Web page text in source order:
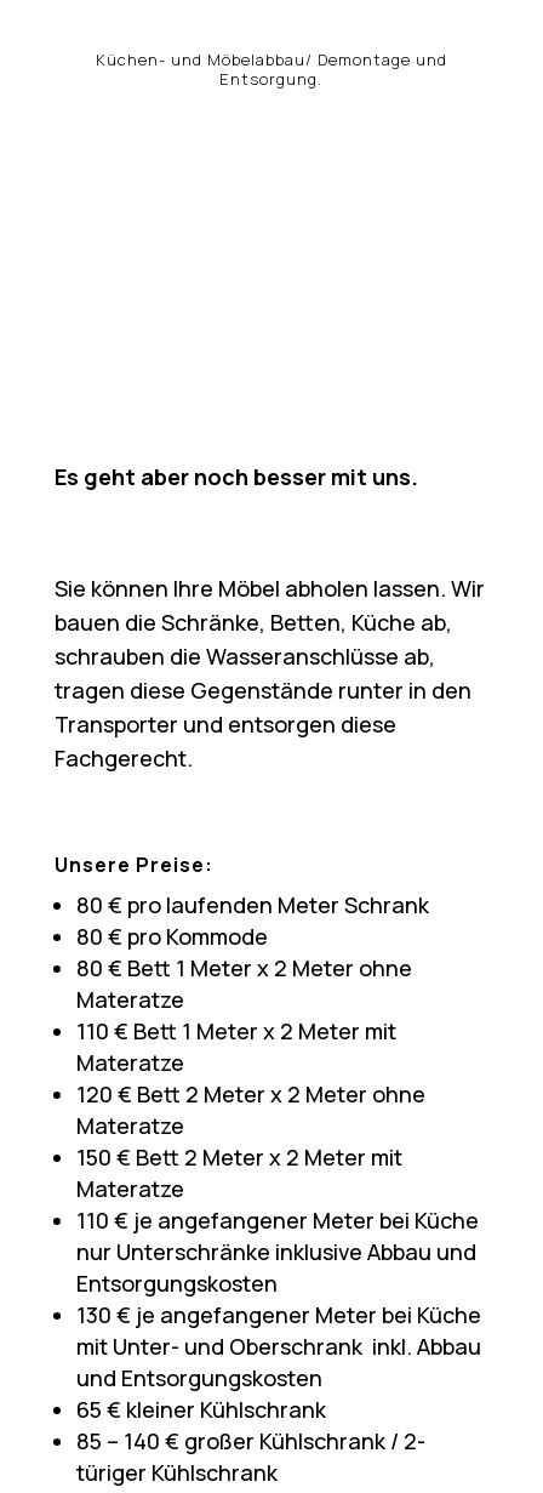
Küchen- und Möbelabbau/ Demontage und
Entsorgung.
Es geht aber noch besser mit uns.
Sie können Ihre Möbel abholen lassen. Wir
bauen die Schränke, Betten, Küche ab,
schrauben die Wasseranschlüsse ab,
tragen diese Gegenstände runter in den
Transporter und entsorgen diese
Fachgerecht.
Unsere Preise:
80 € pro laufenden Meter Schrank
80 € pro Kommode
80 € Bett 1 Meter x 2 Meter ohne
Materatze
110 € Bett 1 Meter x 2 Meter mit
Materatze
120 € Bett 2 Meter x 2 Meter ohne
Materatze
150 € Bett 2 Meter x 2 Meter mit
Materatze
110 € je angefangener Meter bei Küche
nur Unterschränke inklusive Abbau und
Entsorgungskosten
130 € je angefangener Meter bei Küche
mit Unter- und Oberschrank inkl. Abbau
und Entsorgungskosten
65 € kleiner Kühlschrank
85 – 140 € großer Kühlschrank / 2-
türiger Kühlschrank